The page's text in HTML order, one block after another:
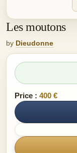
Les moutons
by Dieudonne
Price : 400 €